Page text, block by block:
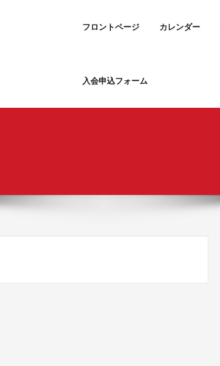
フロントページ カレンダー
入会申込フォーム